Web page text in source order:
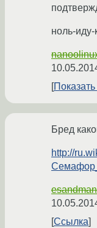
ноль-
Показать
Бред
http://
Ссылка